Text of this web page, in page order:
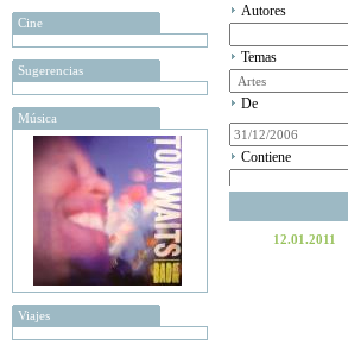
Cine
Sugerencias
Música
Viajes
Autores
Temas
De
Contiene
12.01.2011